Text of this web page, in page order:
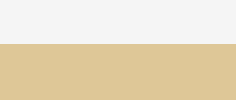
de transformar este imóvel